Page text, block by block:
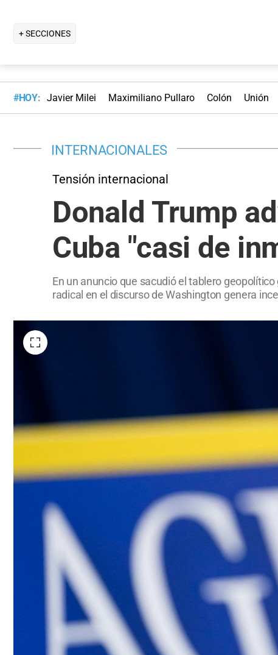
+ SECCIONES
#HOY: Javier Milei Maximiliano Pullaro Colón Unión
INTERNACIONALES
Tensión internacional
Donald Trump
Cuba "casi de
En un anuncio que sacudió el tablero
radical en el discurso de Washington genera